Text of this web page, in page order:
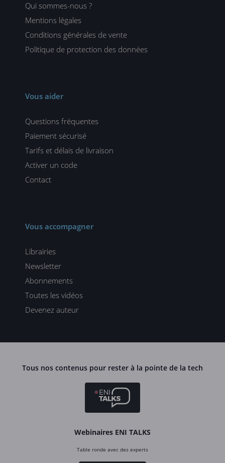
Qui sommes-nous ?
Mentions légales
Conditions générales de vente
Politique de protection des données
Vous aider
Questions fréquentes
Paiement sécurisé
Tarifs et délais de livraison
Activer un code
Contact
Vous accompagner
Librairies
Newsletter
Abonnements
Toutes les vidéos
Devenez auteur
Tous nos contenus pour rester à la pointe de la tech
Webinaires ENI TALKS
Table ronde avec des experts